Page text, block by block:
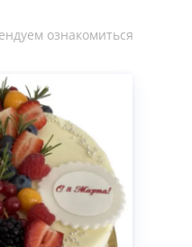
ознакомиться